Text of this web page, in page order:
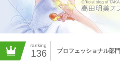
ranking
136 プロフェッショナル部門